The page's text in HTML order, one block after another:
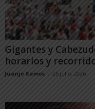
Gigantes y
horarios y
Juanjo Ramos - 25 julio, 2026